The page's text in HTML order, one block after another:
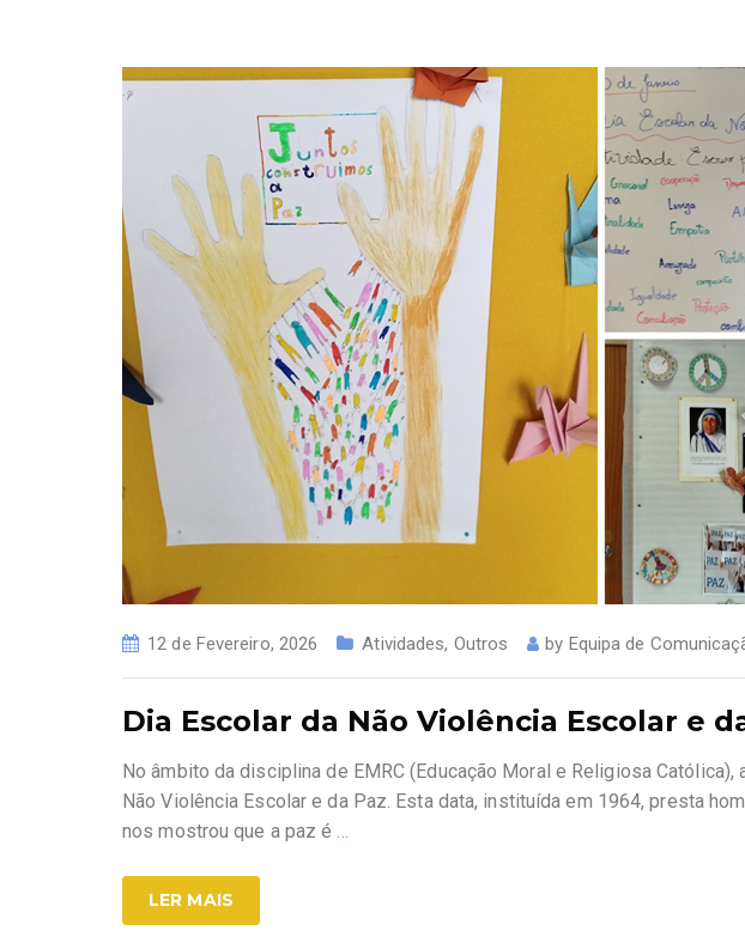
12 de Fevereiro, 2026 Atividades, Outros by Equipa de
Dia Escolar da Não Violência Escolar e
No âmbito da disciplina de EMRC (Educação Moral e Religiosa
Não Violência Escolar e da Paz. Esta data, instituída em 1964, presta
nos mostrou que a paz é…
LER MAIS